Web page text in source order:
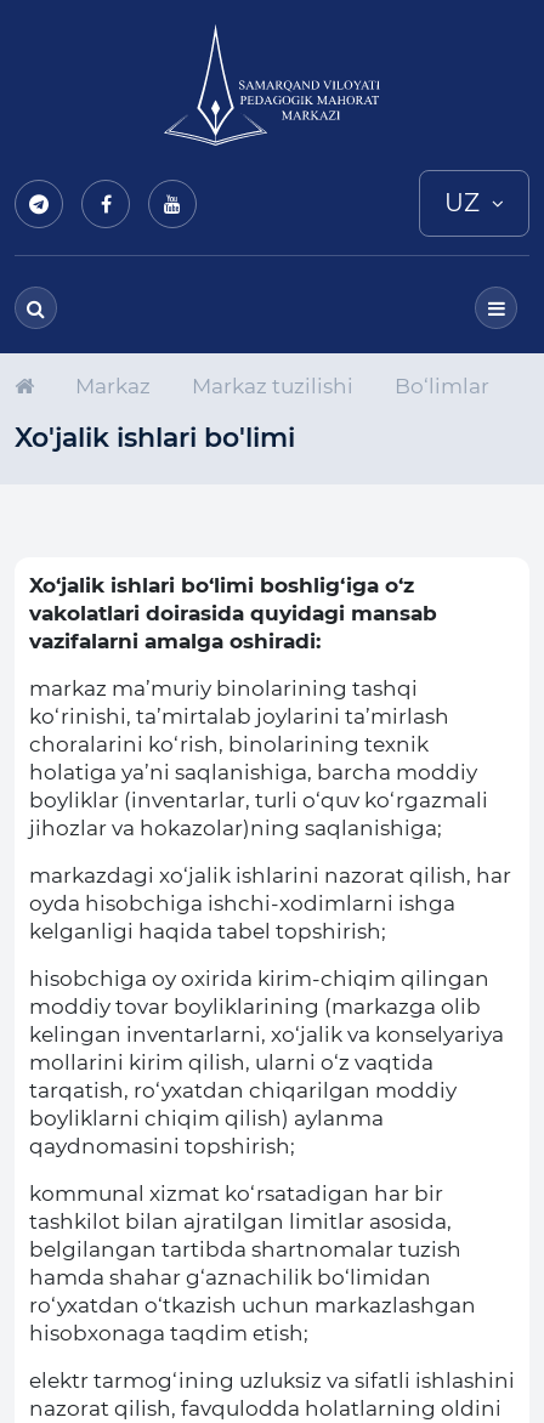
UZ
Markaz Markaz tuzilishi Bo‘limlar
Xo'jalik ishlari bo'limi
Xo‘jalik ishlari bo‘limi boshlig‘iga o‘z
vakolatlari doirasida quyidagi mansab
vazifalarni amalga oshiradi:
markaz ma’muriy binolarining tashqi
ko‘rinishi, ta’mirtalab joylarini ta’mirlash
choralarini ko‘rish, binolarining texnik
holatiga ya’ni saqlanishiga, barcha moddiy
boyliklar (inventarlar, turli o‘quv ko‘rgazmali
jihozlar va hokazolar)ning saqlanishiga;
markazdagi xo‘jalik ishlarini nazorat qilish, har
oyda hisobchiga ishchi-xodimlarni ishga
kelganligi haqida tabel topshirish;
hisobchiga oy oxirida kirim-chiqim qilingan
moddiy tovar boyliklarining (markazga olib
kelingan inventarlarni, xo‘jalik va konselyariya
mollarini kirim qilish, ularni o‘z vaqtida
tarqatish, ro‘yxatdan chiqarilgan moddiy
boyliklarni chiqim qilish) aylanma
qaydnomasini topshirish;
kommunal xizmat ko‘rsatadigan har bir
tashkilot bilan ajratilgan limitlar asosida,
belgilangan tartibda shartnomalar tuzish
hamda shahar g‘aznachilik bo‘limidan
ro‘yxatdan o‘tkazish uchun markazlashgan
hisobxonaga taqdim etish;
elektr tarmog‘ining uzluksiz va sifatli ishlashini
nazorat qilish, favqulodda holatlarning oldini